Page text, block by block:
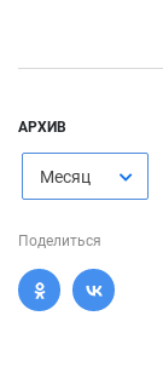
АРХИВ
Месяц
Поделиться